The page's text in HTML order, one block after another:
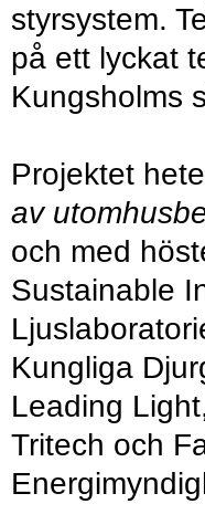
styrsystem.
på ett lyckat
Kungsholms
Projektet
av
och med
Sustainable
Kungliga
Leading
Tritech och